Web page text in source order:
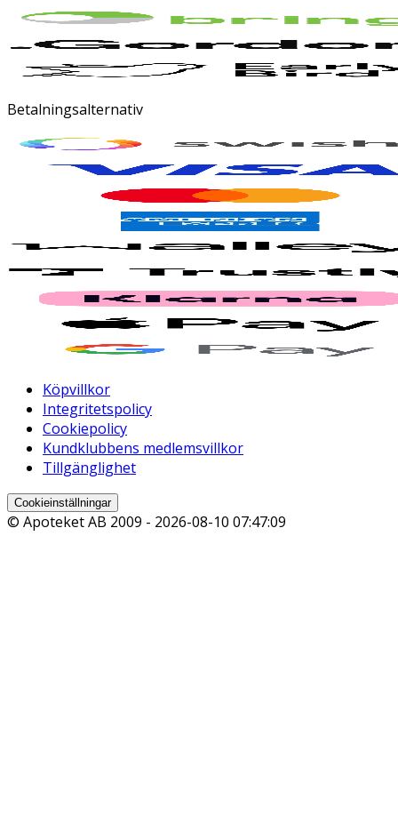
Betalningsalternativ
Köpvillkor
Integritetspolicy
Cookiepolicy
Kundklubbens medlemsvillkor
Tillgänglighet
Cookieinställningar
© Apoteket AB 2009 - 2026-08-10 07:47:09